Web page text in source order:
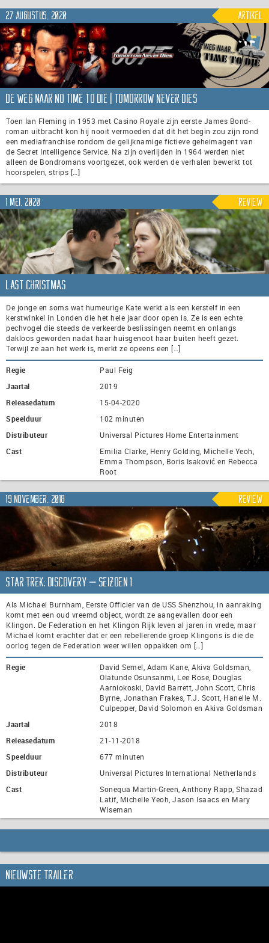
27 augustus, 2020 Artikel
De weg naar No Time To Die | Tomorrow Never Dies
Toen Ian Fleming in 1953 met Casino Royale zijn eerste James Bond-
roman uitbracht kon hij nooit vermoeden dat dit het begin zou zijn rond
een mediafranchise rondom de gelijknamige fictieve geheimagent van
de Secret Intelligence Service. Na zijn overlijden in 1964 werden niet
alleen de Bondromans voortgezet, ook werden de verhalen bewerkt tot
hoorspelen, strips […]
1 mei, 2020 Review
Last Christmas
De jonge en soms wat humeurige Kate werkt als een kerstelf in een
kerstwinkel in Londen die het hele jaar door open is. Ze is een echte
pechvogel die steeds de verkeerde beslissingen neemt en onlangs
dakloos geworden nadat haar huisgenoot haar buiten heeft gezet.
Terwijl ze aan het werk is, merkt ze opeens een […]
Regie
Paul Feig
Jaartal
2019
Releasedatum
15-04-2020
Speelduur
102 minuten
Distributeur
Universal Pictures Home Entertainment
Cast
Emilia Clarke, Henry Golding, Michelle Yeoh,
Emma Thompson, Boris Isaković en Rebecca
Root
19 november, 2018 Review
Star Trek: Discovery – seizoen 1
Als Michael Burnham, Eerste Officier van de USS Shenzhou, in aanraking
komt met een oud vreemd object, wordt ze aangevallen door een
Klingon. De Federation en het Klingon Rijk leven al jaren in vrede, maar
Michael komt erachter dat er een rebellerende groep Klingons is die de
oorlog tegen de Federation weer willen oppakken om […]
Regie
David Semel, Adam Kane, Akiva Goldsman,
Olatunde Osunsanmi, Lee Rose, Douglas
Aarniokoski, David Barrett, John Scott, Chris
Byrne, Jonathan Frakes, T.J. Scott, Hanelle M.
Culpepper, David Solomon en Akiva Goldsman
Jaartal
2018
Releasedatum
21-11-2018
Speelduur
677 minuten
Distributeur
Universal Pictures International Netherlands
Cast
Sonequa Martin-Green, Anthony Rapp, Shazad
Latif, Michelle Yeoh, Jason Isaacs en Mary
Wiseman
Nieuwste trailer